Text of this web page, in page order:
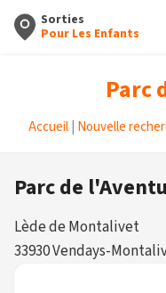
Sorties
Pour Les Enfants
Parc
Accueil Nouvelle
Parc de
Lède de Montalivet
33930 Vendays-